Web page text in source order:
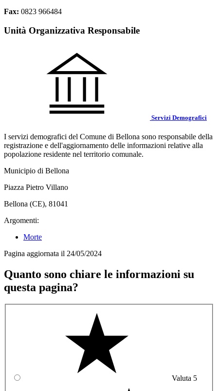
Fax: 0823 966484
Unità Organizzativa Responsabile
Servizi Demografici
I servizi demografici del Comune di Bellona sono responsabile della
registrazione e dell'aggiornamento delle informazioni relative alla
popolazione residente nel territorio comunale.
Municipio di Bellona
Piazza Pietro Villano
Bellona (CE), 81041
Argomenti:
Morte
Pagina aggiornata il 24/05/2024
Quanto sono chiare le informazioni su
questa pagina?
Valuta 5